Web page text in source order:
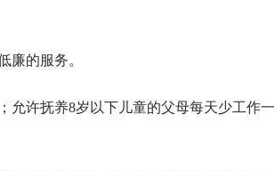
廉的服务。
允许抚养8岁以下儿童的父母每天少工作一